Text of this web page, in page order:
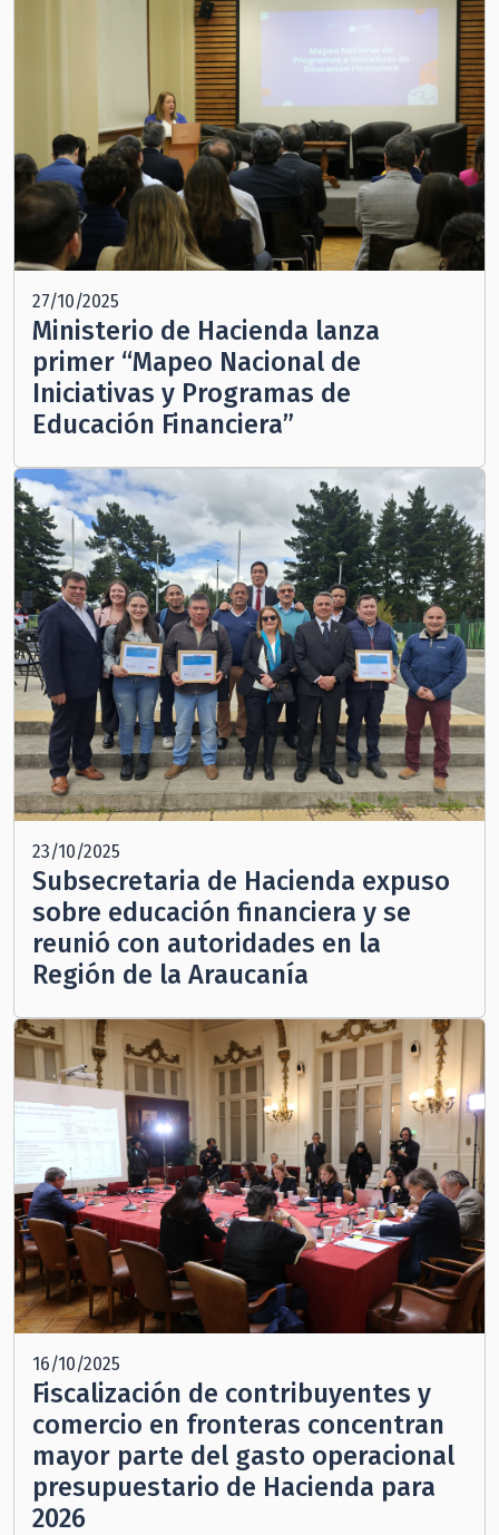
27/10/2025
Ministerio de Hacienda lanza
primer “Mapeo Nacional de
Iniciativas y Programas de
Educación Financiera”
23/10/2025
Subsecretaria de Hacienda expuso
sobre educación financiera y se
reunió con autoridades en la
Región de la Araucanía
16/10/2025
Fiscalización de contribuyentes y
comercio en fronteras concentran
mayor parte del gasto operacional
presupuestario de Hacienda para
2026